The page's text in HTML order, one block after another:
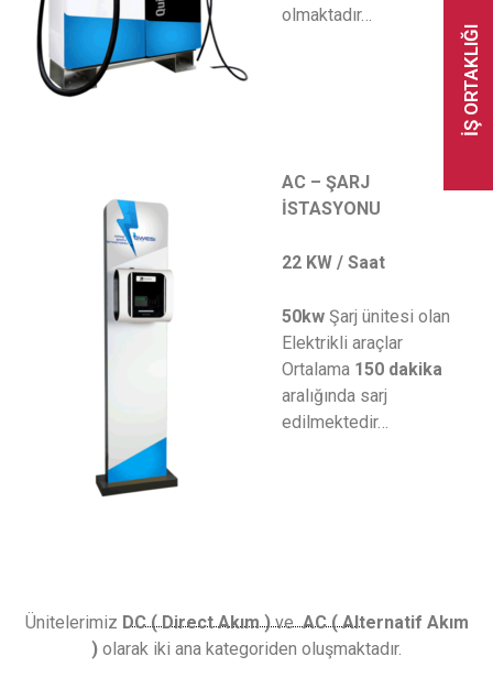
olmaktadır…
AC – ŞARJ
İSTASYONU
22 KW / Saat
50kw Şarj ünitesi olan
Elektrikli araçlar
Ortalama 150 dakika
aralığında sarj
edilmektedir…
Ünitelerimiz DC ( Direct Akım )veAC ( Alternatif Akım
) olarak iki ana kategoriden oluşmaktadır.
İŞ ORTAKLIĞI